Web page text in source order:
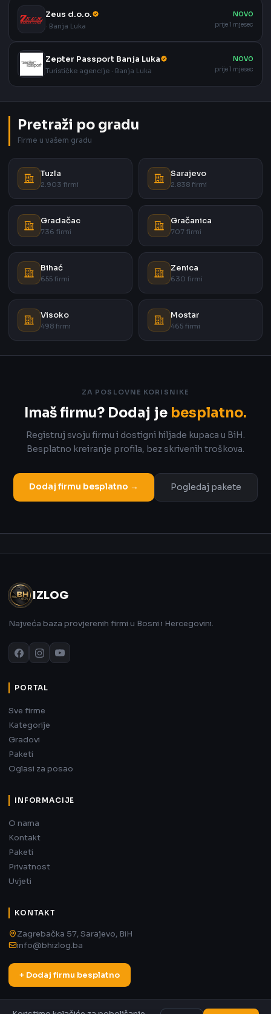
Zeus d.o.o.
· Banja Luka
NOVO
prije 1 mjesec
Zepter Passport Banja Luka
Turističke agencije · Banja Luka
NOVO
prije 1 mjesec
Pretraži po gradu
Firme u vašem gradu
Tuzla
2.903 firmi
Sarajevo
2.838 firmi
Gradačac
736 firmi
Gračanica
707 firmi
Bihać
655 firmi
Zenica
630 firmi
Visoko
498 firmi
Mostar
465 firmi
ZA POSLOVNE KORISNIKE
Imaš firmu? Dodaj je besplatno.
Registruj svoju firmu i dostigni hiljade kupaca u BiH.
Besplatno kreiranje profila, bez skrivenih troškova.
Dodaj firmu besplatno → Pogledaj pakete
IZLOG
Najveća baza provjerenih firmi u Bosni i Hercegovini.
PORTAL
Sve firme
Kategorije
Gradovi
Paketi
Oglasi za posao
INFORMACIJE
O nama
Kontakt
Paketi
Privatnost
Uvjeti
KONTAKT
Zagrebačka 57, Sarajevo, BiH
info@bhizlog.ba
+ Dodaj firmu besplatno